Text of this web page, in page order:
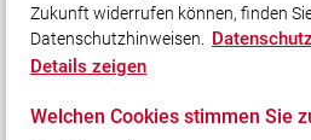
Social Media
Auch unterwegs immer auf dem
mit uns!
Zukunft widerrufen können, finden
Datenschutzhinweisen.
Details zeigen
Welchen Cookies stimmen Sie